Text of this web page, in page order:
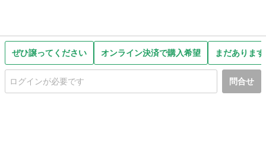
ぜひ譲ってください オンライン決済で購入希望 まだありま
問合せ